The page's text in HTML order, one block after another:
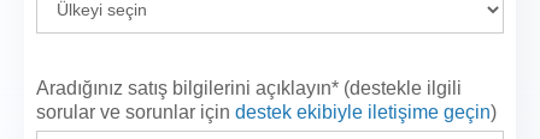
Aradığınız satış bilgilerini açıklayın* (destekle ilgili
sorular ve sorunlar için destek ekibiyle iletişime geçin)